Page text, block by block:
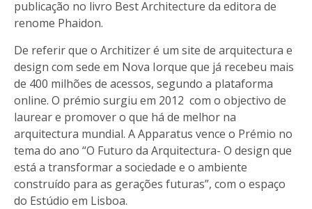
publicação no livro Best Architecture da editora de
renome Phaidon.
De referir que o Architizer é um site de arquitectura e
design com sede em Nova Iorque que já recebeu mais
de 400 milhões de acessos, segundo a plataforma
online. O prémio surgiu em 2012 com o objectivo de
laurear e promover o que há de melhor na
arquitectura mundial. A Apparatus vence o Prémio no
tema do ano “O Futuro da Arquitectura- O design que
está a transformar a sociedade e o ambiente
construído para as gerações futuras”, com o espaço
do Estúdio em Lisboa.